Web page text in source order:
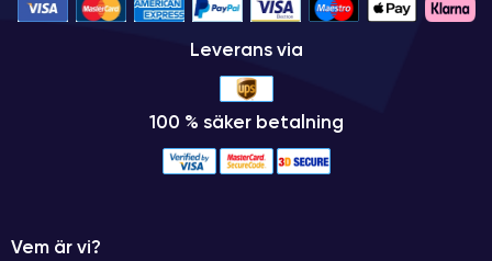
Leverans via
100 % säker betalning
Vem är vi?